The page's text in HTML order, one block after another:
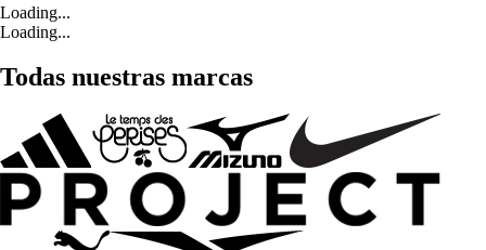
Loading...
Loading...
Todas nuestras marcas